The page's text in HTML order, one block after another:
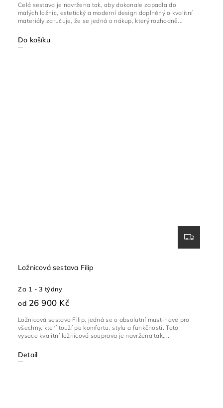
Do košíku
Celá sestava je navržena tak, aby dokonale zapadla do
malých ložnic, estetický a moderní design doplněný o kvalitní
materiály zaručuje, že se jedná o nákup, který rozhodně...
Ložnicová sestava Filip
Za 1 - 3 týdny
od 26 900 Kč
Detail
Ložnicová sestava Filip, jedná se o absolutní must-have pro
všechny, kteří touží po komfortu, stylu a funkčnosti. Tato
vysoce kvalitní ložnicová souprava je navržena tak,...